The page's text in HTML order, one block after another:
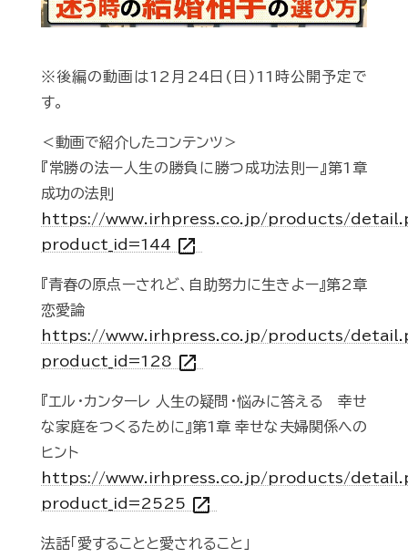
※後編の動画は12月24日(日)11時公開予定で
す。
＜動画で紹介したコンテンツ＞
『常勝の法ー人生の勝負に勝つ成功法則ー』第1章
成功の法則
https://www.irhpress.co.jp/products/
product_id=144 open_in_new
『青春の原点ーされど、自助努力に生きよー』第2章
恋愛論
https://www.irhpress.co.jp/products/
product_id=128 open_in_new
『エル・カンターレ 人生の疑問・悩みに答える 幸せ
な家庭をつくるために』第1章 幸せな夫婦関係への
ヒント
https://www.irhpress.co.jp/products/
product_id=2525 open_in_new
法話「愛することと愛されること」